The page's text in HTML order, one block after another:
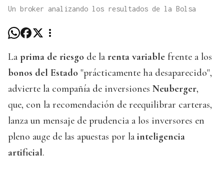
Un broker analizando los resultados de la Bolsa
La prima de riesgo de la renta variable frente a los
bonos del Estado "prácticamente ha desaparecido",
advierte la compañía de inversiones Neuberger,
que, con la recomendación de reequilibrar carteras,
lanza un mensaje de prudencia a los inversores en
pleno auge de las apuestas por la inteligencia
artificial.